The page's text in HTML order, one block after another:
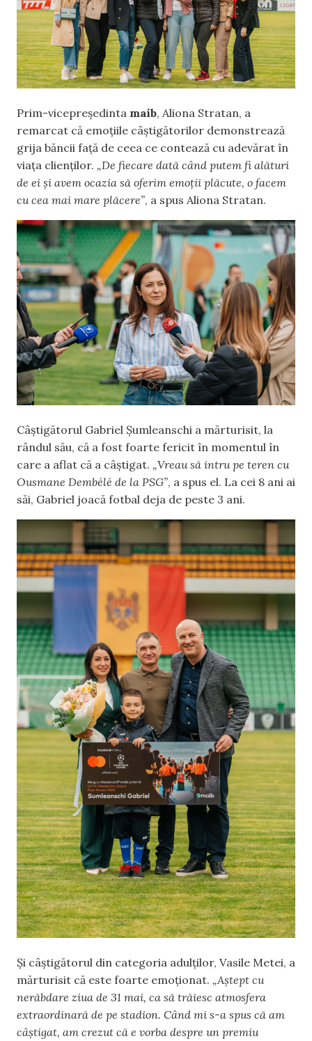
Prim-vicepreședinta maib, Aliona Stratan, a
remarcat că emoțiile câștigătorilor demonstrează
grija băncii față de ceea ce contează cu adevărat în
viața clienților. „De fiecare dată când putem fi alături
de ei și avem ocazia să oferim emoții plăcute, o facem
cu cea mai mare plăcere”, a spus Aliona Stratan.
Câștigătorul Gabriel Șumleanschi a mărturisit, la
rândul său, că a fost foarte fericit în momentul în
care a aflat că a câștigat. „Vreau să intru pe teren cu
Ousmane Dembélé de la PSG”, a spus el. La cei 8 ani ai
săi, Gabriel joacă fotbal deja de peste 3 ani.
Și câștigătorul din categoria adulților, Vasile Metei, a
mărturisit că este foarte emoționat. „Aștept cu
nerăbdare ziua de 31 mai, ca să trăiesc atmosfera
extraordinară de pe stadion. Când mi s-a spus că am
câștigat, am crezut că e vorba despre un premiu